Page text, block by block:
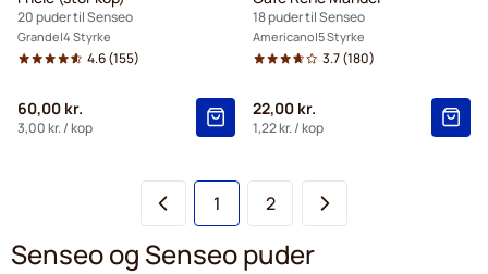
20 puder til Senseo
Grande 4 Styrke
4.6(155)
60,00 kr.
3,00 kr./ kop
18 puder til Senseo
Americano 5 Styrke
3.7(180)
22,00 kr.
1,22 kr./ kop
Du læser i øjeblikket side
1 Side
2
Senseo og Senseo puder